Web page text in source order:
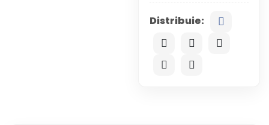
Distribuie: